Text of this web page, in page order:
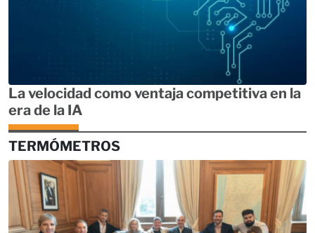
La velocidad como ventaja competitiva en la
era de la IA
TERMÓMETROS